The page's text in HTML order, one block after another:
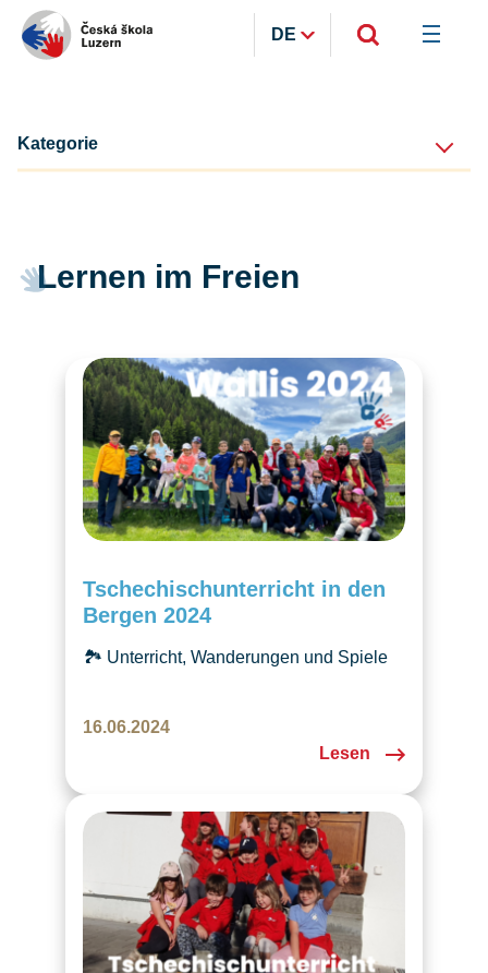
DE
Lernen im Freien
Tschechischunterricht in den
Bergen 2024
🏞️ Unterricht, Wanderungen und Spiele
Kinder!🎉
16.06.2024
Lesen
Kategorie